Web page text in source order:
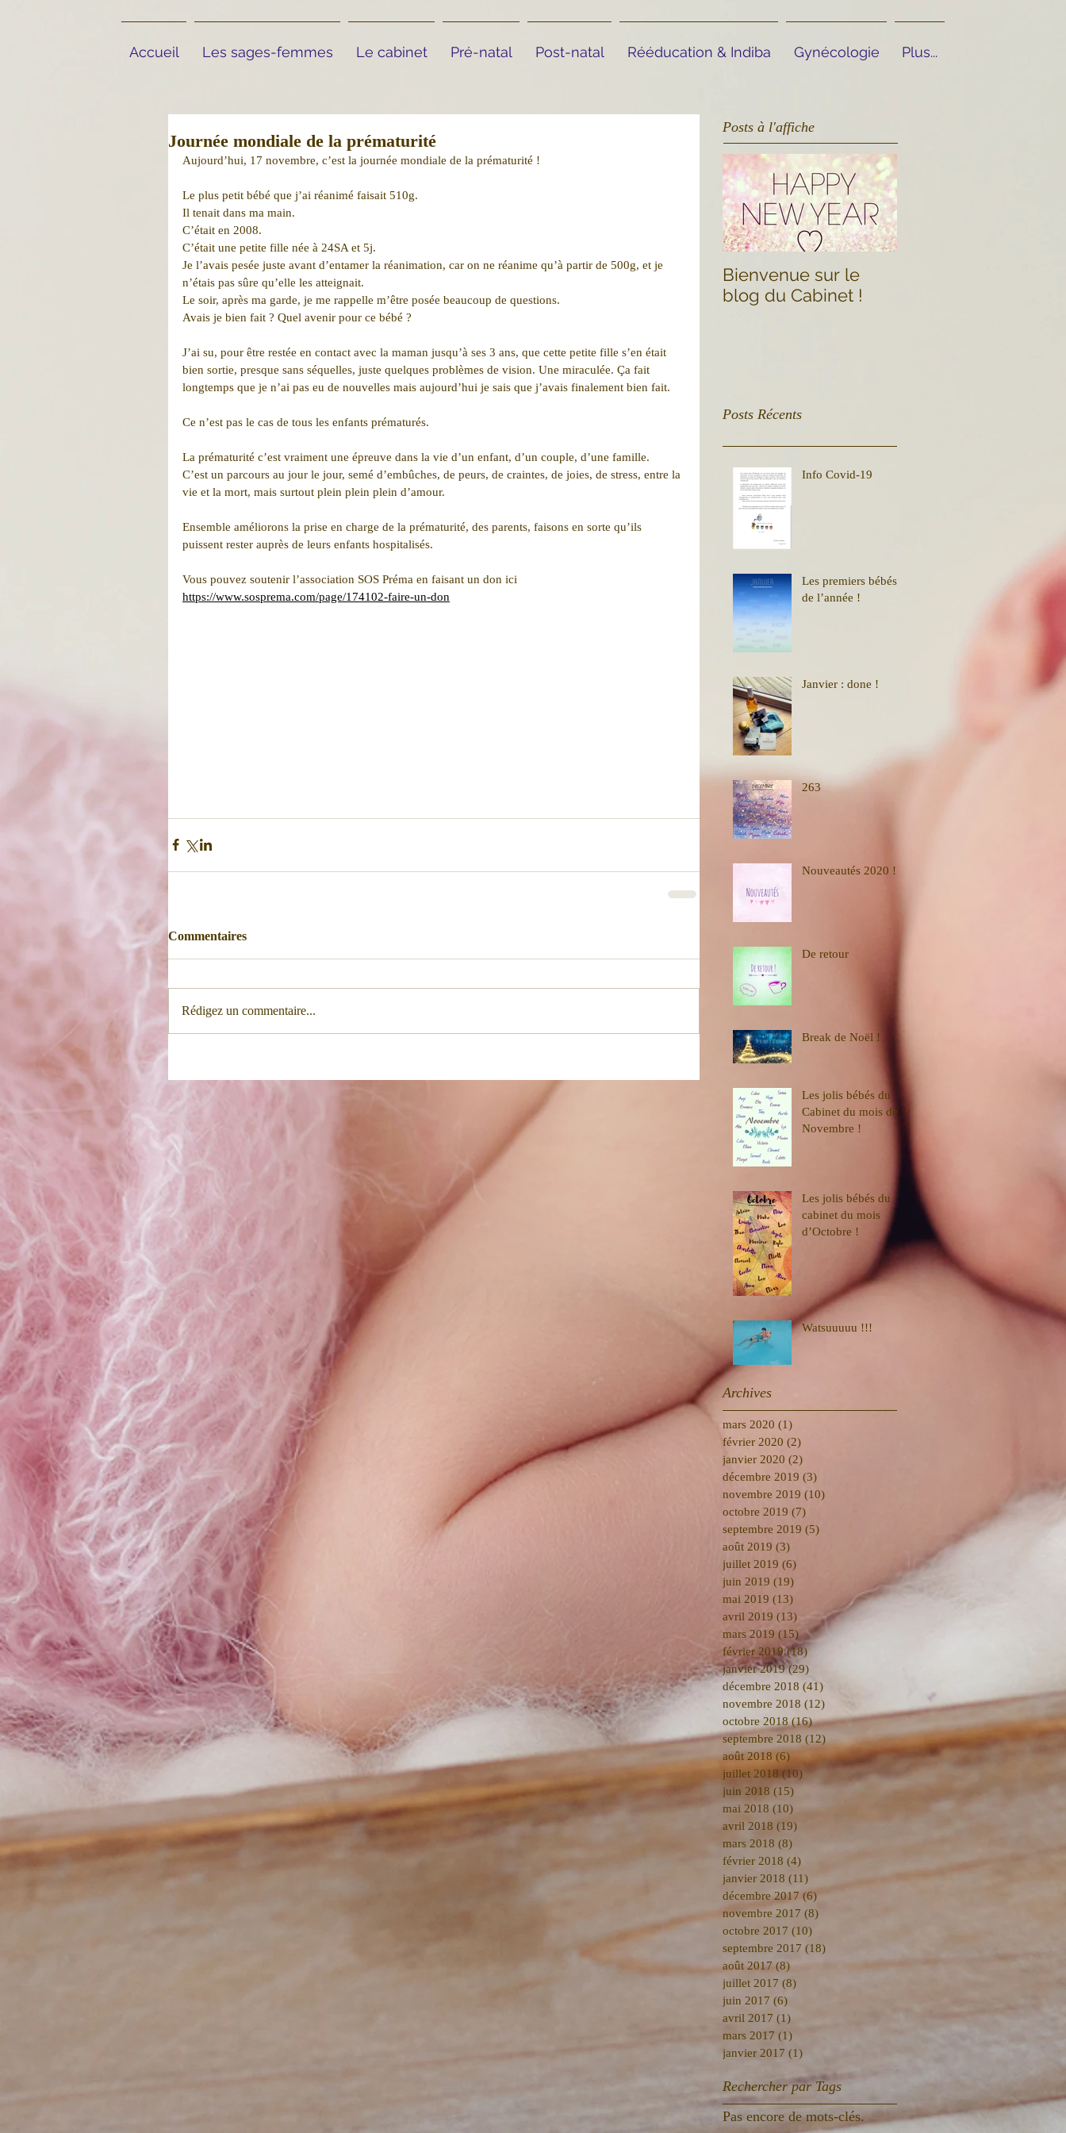
Accueil Les sages-femmes Le cabinet Pré-natal Post-natal Rééducation & Indiba Gynécologie Plus...
Journée mondiale de la prématurité
Aujourd’hui, 17 novembre, c’est la journée mondiale de la prématurité !
Le plus petit bébé que j’ai réanimé faisait 510g.
Il tenait dans ma main.
C’était en 2008.
C’était une petite fille née à 24SA et 5j.
Je l’avais pesée juste avant d’entamer la réanimation, car on ne réanime qu’à partir de 500g, et je
n’étais pas sûre qu’elle les atteignait.
Le soir, après ma garde, je me rappelle m’être posée beaucoup de questions.
Avais je bien fait ? Quel avenir pour ce bébé ?
J’ai su, pour être restée en contact avec la maman jusqu’à ses 3 ans, que cette petite fille s’en était
bien sortie, presque sans séquelles, juste quelques problèmes de vision. Une miraculée. Ça fait
longtemps que je n’ai pas eu de nouvelles mais aujourd’hui je sais que j’avais finalement bien fait.
Ce n’est pas le cas de tous les enfants prématurés.
La prématurité c’est vraiment une épreuve dans la vie d’un enfant, d’un couple, d’une famille.
C’est un parcours au jour le jour, semé d’embûches, de peurs, de craintes, de joies, de stress, entre la
vie et la mort, mais surtout plein plein plein d’amour.
Ensemble améliorons la prise en charge de la prématurité, des parents, faisons en sorte qu’ils
puissent rester auprès de leurs enfants hospitalisés.
Vous pouvez soutenir l’association SOS Préma en faisant un don ici
https://www.sosprema.com/page/174102-faire-un-don
Commentaires
Rédigez un commentaire...
Posts à l'affiche
Bienvenue sur le
blog du Cabinet !
Posts Récents
Info Covid-19
Les premiers bébés
de l’année !
Janvier : done !
263
Nouveautés 2020 !
De retour
Break de Noël !
Les jolis bébés du
Cabinet du mois de
Novembre !
Les jolis bébés du
cabinet du mois
d’Octobre !
Watsuuuuu !!!
Archives
mars 2020 (1)
février 2020 (2)
janvier 2020 (2)
décembre 2019 (3)
novembre 2019 (10)
octobre 2019 (7)
septembre 2019 (5)
août 2019 (3)
juillet 2019 (6)
juin 2019 (19)
mai 2019 (13)
avril 2019 (13) 13 posts
mars 2019 (15)15 posts
février 2019 (18)18 posts
janvier 2019 (29)
décembre 2018 (41)
novembre 2018 (12)
octobre 2018 (16)16 posts
septembre 2018 (12) 12 posts
août 2018 (6)6 posts
juillet 2018 (10) 10 posts
juin 2018 (15)
mai 2018 (10) 10 posts
avril 2018 (19)
mars 2018 (8)
février 2018 (4)
janvier 2018 (11)
décembre 2017 (6)6 posts
novembre 2017 (8)
octobre 2017 (10)
septembre 2017 (18)
août 2017 (8) 8 posts
juillet 2017 (8)
juin 2017 (6)
avril 2017 (1)
mars 2017 (1)
janvier 2017 (1)
Rechercher par Tags
Pas encore de mots-clés.